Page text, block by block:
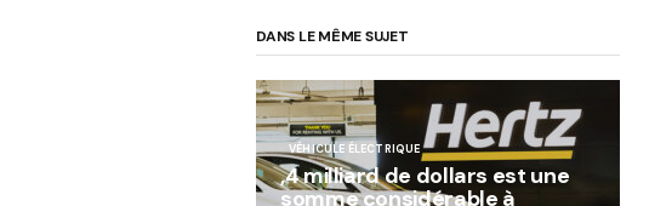
DANS LE MÊME SUJET
VÉHICULE ÉLECTRIQUE
,4 milliard de dollars est une
somme considérable à